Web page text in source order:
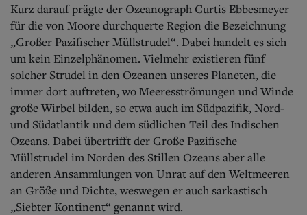
Kurz darauf prägte der Ozeanograph Curtis Ebbesmeyer
für die von Moore durchquerte Region die Bezeichnung
„Großer Pazifischer Müllstrudel“. Dabei handelt es sich
um kein Einzelphänomen. Vielmehr existieren fünf
solcher Strudel in den Ozeanen unseres Planeten, die
immer dort auftreten, wo Meeresströmungen und Winde
große Wirbel bilden, so etwa auch im Südpazifik, Nord-
und Südatlantik und dem südlichen Teil des Indischen
Ozeans. Dabei übertrifft der Große Pazifische
Müllstrudel im Norden des Stillen Ozeans aber alle
anderen Ansammlungen von Unrat auf den Weltmeeren
an Größe und Dichte, weswegen er auch sarkastisch
„Siebter Kontinent“ genannt wird.